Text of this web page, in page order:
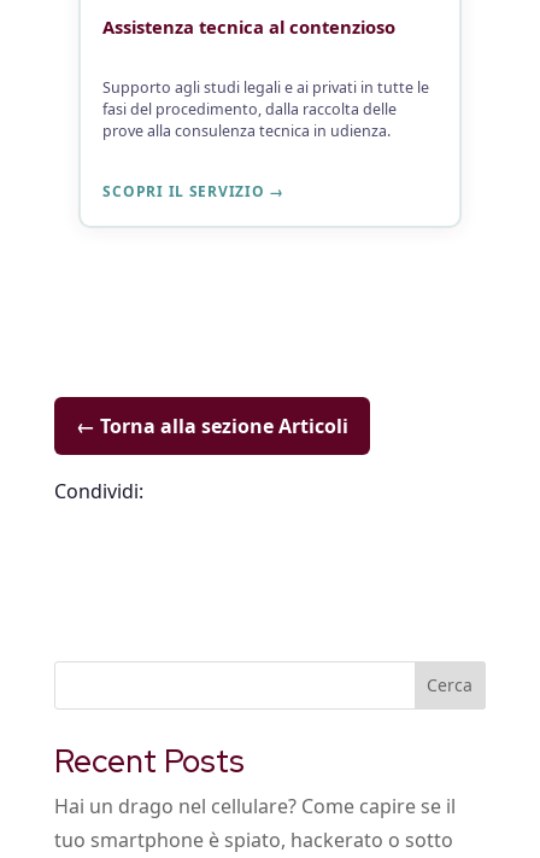
Assistenza tecnica al contenzioso
Supporto agli studi legali e ai privati in tutte le
fasi del procedimento, dalla raccolta delle
prove alla consulenza tecnica in udienza.
SCOPRI IL SERVIZIO →
← Torna alla sezione Articoli
Condividi:
Cerca
Recent Posts
Hai un drago nel cellulare? Come capire se il
tuo smartphone è spiato, hackerato o sotto